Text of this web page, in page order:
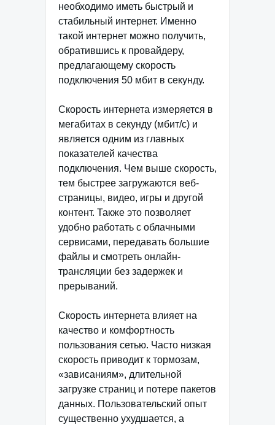
необходимо иметь быстрый и
стабильный интернет. Именно
такой интернет можно получить,
обратившись к провайдеру,
предлагающему скорость
подключения 50 мбит в секунду.
Скорость интернета измеряется в
мегабитах в секунду (мбит/с) и
является одним из главных
показателей качества
подключения. Чем выше скорость,
тем быстрее загружаются веб-
страницы, видео, игры и другой
контент. Также это позволяет
удобно работать с облачными
сервисами, передавать большие
файлы и смотреть онлайн-
трансляции без задержек и
прерываний.
Скорость интернета влияет на
качество и комфортность
пользования сетью. Часто низкая
скорость приводит к тормозам,
«зависаниям», длительной
загрузке страниц и потере пакетов
данных. Пользовательский опыт
существенно ухудшается, а